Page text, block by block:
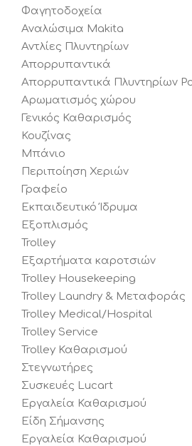
Φαγητοδοχεία
Αναλώσιμα Makita
Αντλίες Πλυντηρίων
Απορρυπαντικά
Απορρυπαντικά Πλυντηρίων
Αρωματισμός χώρου
Γενικός Καθαρισμός
Κουζίνας
Μπάνιο
Περιποίηση Χεριών
Γραφείο
Εκπαιδευτικό Ίδρυμα
Εξοπλισμός
Trolley
Εξαρτήματα καροτσιών
Trolley Housekeeping
Trolley Laundry & Μεταφοράς
Trolley Medical/Hospital
Trolley Service
Trolley Καθαρισμού
Στεγνωτήρες
Συσκευές Lucart
Εργαλεία Καθαρισμού
Είδη Σήμανσης
Εργαλεία Καθαρισμού